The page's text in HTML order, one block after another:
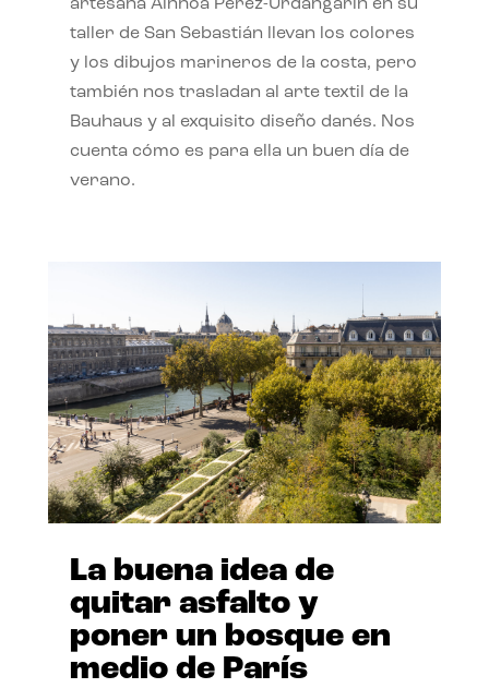
artesana Ainhoa Pérez-Urdangarín en su
taller de San Sebastián llevan los colores
y los dibujos marineros de la costa, pero
también nos trasladan al arte textil de la
Bauhaus y al exquisito diseño danés. Nos
cuenta cómo es para ella un buen día de
verano.
La buena idea de
quitar asfalto y
poner un bosque en
medio de París